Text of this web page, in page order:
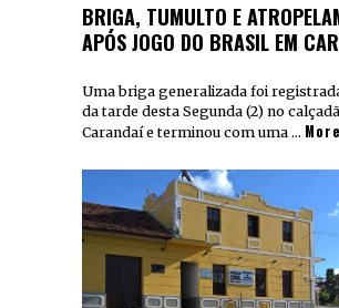
BRIGA, TUMULTO E
APÓS JOGO DO BRASIL EM
Uma briga generalizada foi
da tarde desta Segunda (2) no
Carandaí e terminou com uma … More